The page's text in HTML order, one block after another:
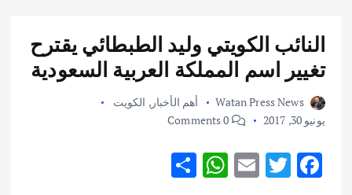
النائب الكويتي وليد الطبطائي يقترح
تغيير اسم المملكة العربية السعودية
Watan Press News أهم الأخبار, الكويت
يونيو 30, 2017
F
T
E
W